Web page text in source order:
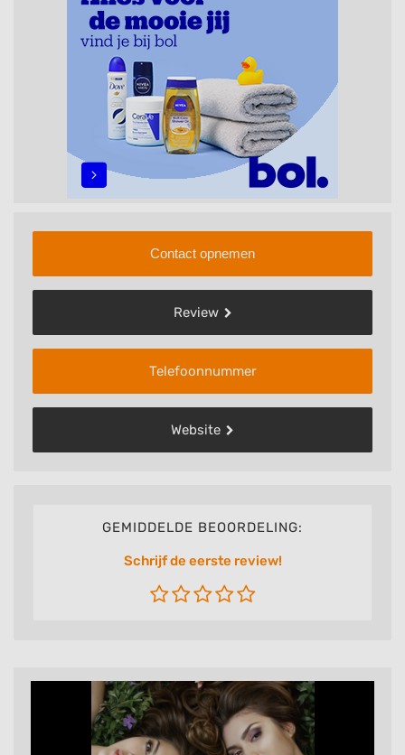
Contact opnemen
Review
Telefoonnummer
Website
GEMIDDELDE BEOORDELING:
Schrijf de eerste review!